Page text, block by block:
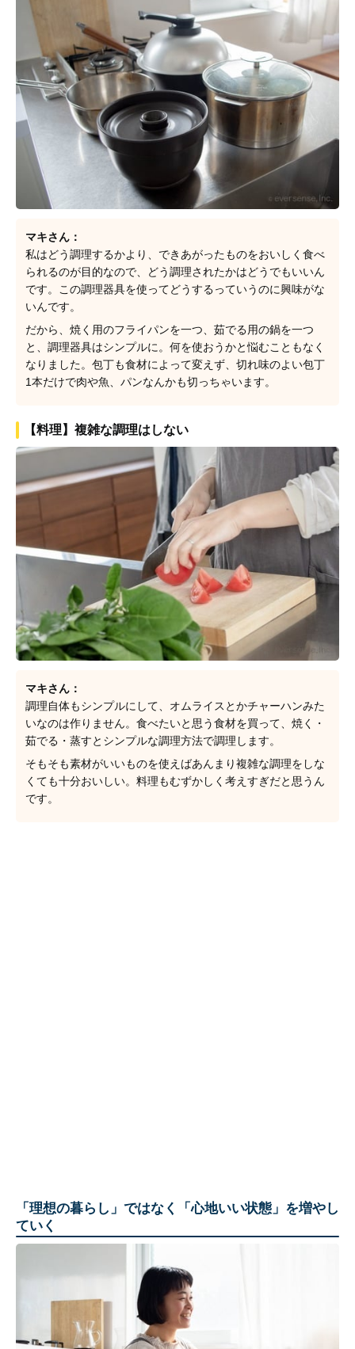
マキさん：
私はどう調理するかより、できあがったものをおいしく食べ
られるのが目的なので、どう調理されたかはどうでもいいん
です。この調理器具を使ってどうするっていうのに興味がな
いんです。
だから、焼く用のフライパンを一つ、茹でる用の鍋を一つ
と、調理器具はシンプルに。何を使おうかと悩むこともなく
なりました。包丁も食材によって変えず、切れ味のよい包丁
1本だけで肉や魚、パンなんかも切っちゃいます。
【料理】複雑な調理はしない
マキさん：
調理自体もシンプルにして、オムライスとかチャーハンみた
いなのは作りません。食べたいと思う食材を買って、焼く・
茹でる・蒸すとシンプルな調理方法で調理します。
そもそも素材がいいものを使えばあんまり複雑な調理をしな
くても十分おいしい。料理もむずかしく考えすぎだと思うん
です。
「理想の暮らし」ではなく「心地いい状態」を増やし
ていく